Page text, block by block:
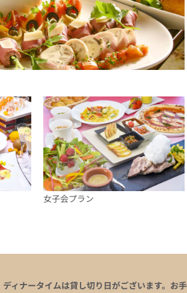
女子会プラン
ディナータイムは貸し切り日がございます。お